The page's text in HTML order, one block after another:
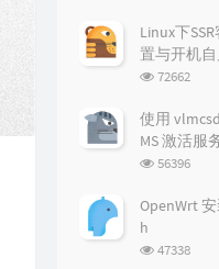
次
数:
Linux下
置与开机
浏
次
数:
72662
使用
MS 激活服
浏
次
56396
OpenWrt
h
浏
47338